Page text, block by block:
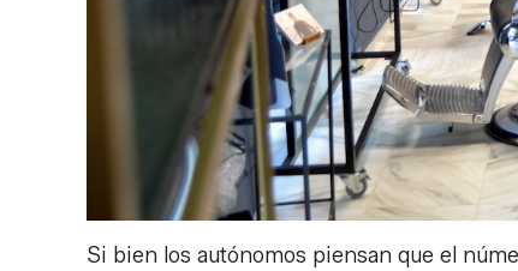
Si bien los autónomos piensan que el